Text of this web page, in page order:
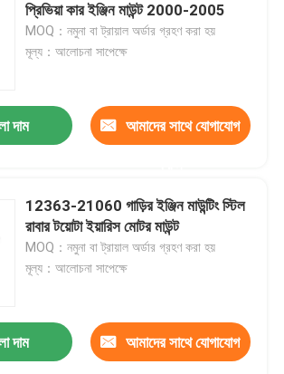
প্রিভিয়া কার ইঞ্জিন মাউন্ট 2000-2005
MOQ：নমুনা বা ট্রায়াল অর্ডার গ্রহণ করা হয়
মূল্য：আলোচনা সাপেক্ষে
দাম আমাদের সাথে যোগাযোগ
12363-21060 গাড়ির ইঞ্জিন মাউন্টিং স্টিল
রাবার টয়োটা ইয়ারিস মোটর মাউন্ট
MOQ：নমুনা বা ট্রায়াল অর্ডার গ্রহণ করা হয়
মূল্য：আলোচনা সাপেক্ষে
দাম আমাদের সাথে যোগাযোগ